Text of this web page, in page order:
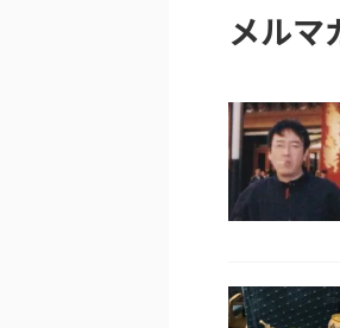
メルマ